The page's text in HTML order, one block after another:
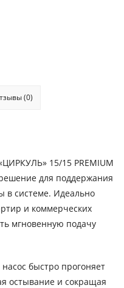
(0)
15/15 PREMIUM
для поддержания
в системе. Идеально
и коммерческих
мгновенную подачу
быстро прогоняет
остывание и сокращая